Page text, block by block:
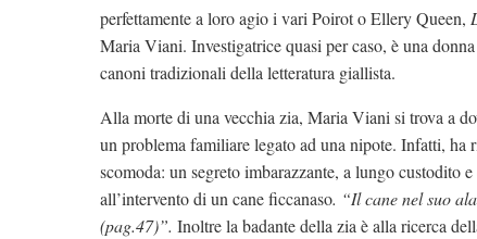
perfettamente a loro agio i vari Poirot o Ellery Queen,
Maria Viani. Investigatrice quasi per caso, è una
canoni tradizionali della letteratura giallista.
Alla morte di una vecchia zia, Maria Viani si trova a
un problema familiare legato ad una nipote. Infatti, ha
scomoda: un segreto imbarazzante, a lungo custodito
all’intervento di un cane ficcanaso. “Il cane nel suo
(pag.47)”. Inoltre la badante della zia è alla ricerca